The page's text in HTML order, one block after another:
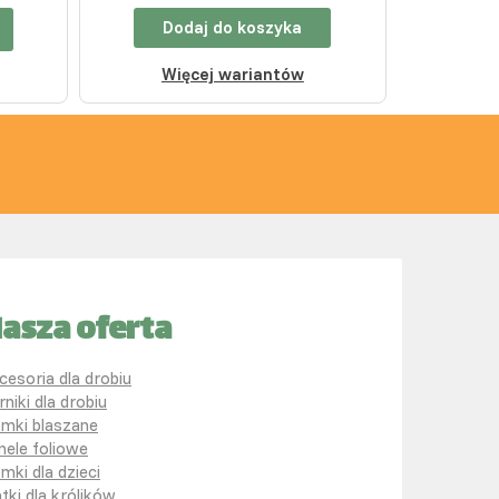
Dodaj do koszyka
Więcej wariantów
oferta
dla drobiu
dla drobiu
blaszane
foliowe
dla dzieci